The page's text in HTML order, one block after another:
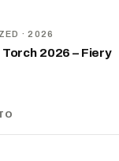
· 2026
2026 – Fiery